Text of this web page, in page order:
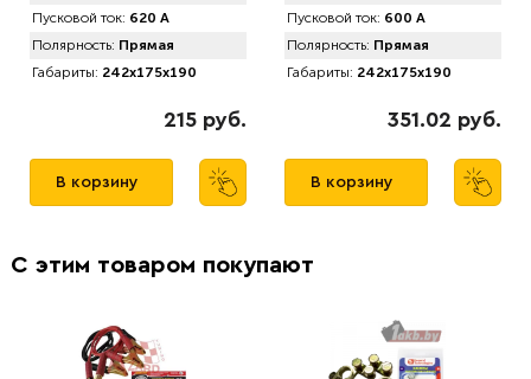
Пусковой ток: 620 А
Полярность: Прямая
Габариты: 242x175x190
215 руб.
В корзину
Пусковой ток: 600 А
Полярность: Прямая
Габариты: 242x175x190
351.02 руб.
В корзину
С этим товаром покупают